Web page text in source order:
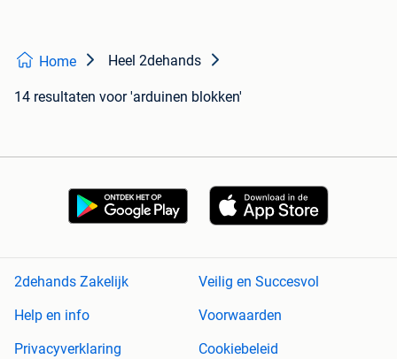
Home Heel 2dehands
14 resultaten voor 'arduinen blokken'
2dehands Zakelijk
Veilig en Succesvol
Help en info
Voorwaarden
Privacyverklaring
Cookiebeleid